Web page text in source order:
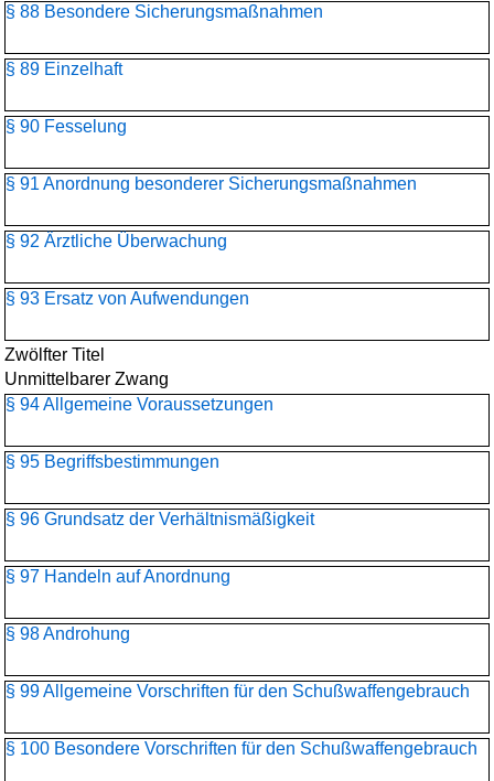
§ 88 Besondere Sicherungsmaßnahmen
§ 89 Einzelhaft
§ 90 Fesselung
§ 91 Anordnung besonderer Sicherungsmaßnahmen
§ 92 Ärztliche Überwachung
§ 93 Ersatz von Aufwendungen
Zwölfter Titel
Unmittelbarer Zwang
§ 94 Allgemeine Voraussetzungen
§ 95 Begriffsbestimmungen
§ 96 Grundsatz der Verhältnismäßigkeit
§ 97 Handeln auf Anordnung
§ 98 Androhung
§ 99 Allgemeine Vorschriften für den Schußwaffengebrauch
§ 100 Besondere Vorschriften für den Schußwaffengebrauch